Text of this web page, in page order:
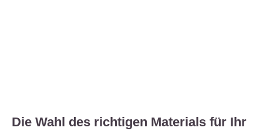
Die Wahl des richtigen Materials für Ihr